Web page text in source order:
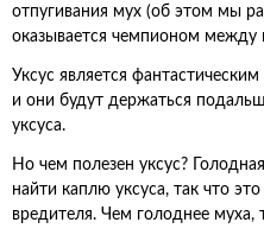
отпугивания мух (об этом мы
оказывается чемпионом между
Уксус является
и они будут держаться
уксуса.
Но чем полезен уксус?
найти каплю уксуса, так что
вредителя. Чем голоднее муха,